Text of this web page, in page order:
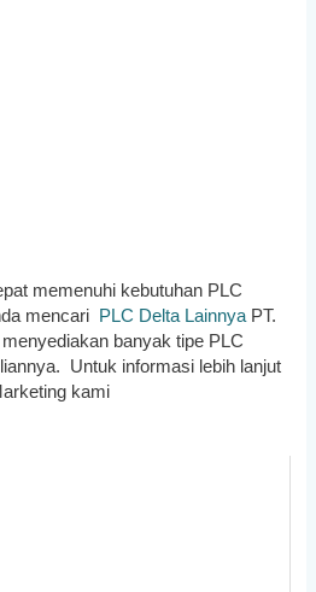
memenuhi kebutuhan PLC
mencari PLC Delta Lainnya PT.
banyak tipe PLC
Untuk informasi lebih lanjut
kami